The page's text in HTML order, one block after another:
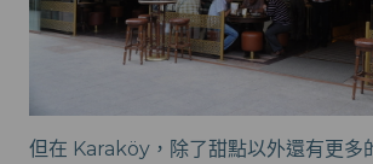
但在 Karaköy，除了甜點以外還有更多